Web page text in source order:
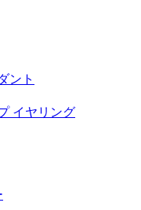
ント
イヤリング